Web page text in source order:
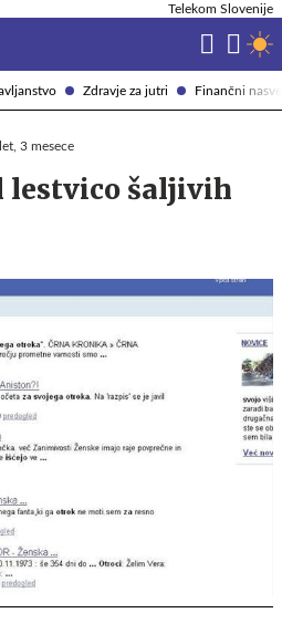
Zdravje za jutri Finančni
Telekom Slovenije
3 mesece
lestvico šaljivih